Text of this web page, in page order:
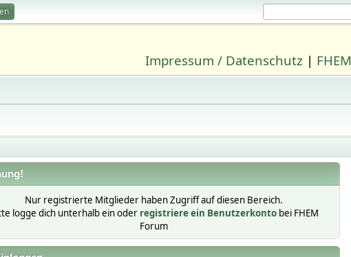
Impressum / Datenschutz | FHEM
Nur registrierte Mitglieder haben Zugriff auf diesen Bereich.
logge dich unterhalb ein oder registriere ein Benutzerkontobei FHEM
Forum